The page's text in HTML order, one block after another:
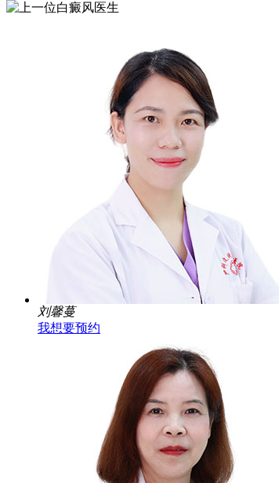
刘馨蔓
我想要预约